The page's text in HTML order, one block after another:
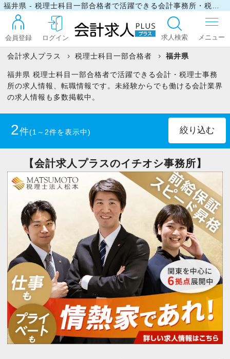
会員登録 ログイン 求人検索
ログイン
マイリスト
お問い合わせ
今すぐ会員登録
PC版サイトを見る
採用ご担当者様
会計求人プラス 税理士科目一部合格者 福井県
福井県 税理士科目一部合格者で活躍できる会計・税理士事務
所の求人情報、転職情報です。未経験からでも働ける会計業界
の求人情報も多数掲載中。
2件(1～2件を表示中)
正社員(1) パート・アルバイト(1)
【会計求人プラスのイチオシ事務所】